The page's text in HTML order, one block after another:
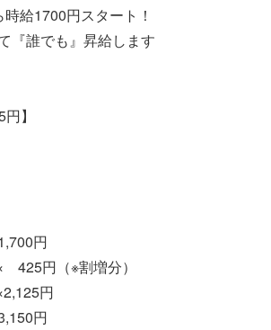
給1700円スタート！
『誰でも』昇給します
】
円
円（※割増分）
円
円